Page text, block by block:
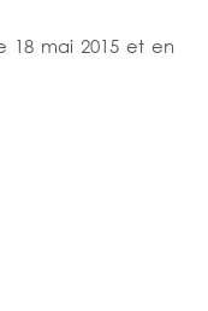
18 mai 2015 et en